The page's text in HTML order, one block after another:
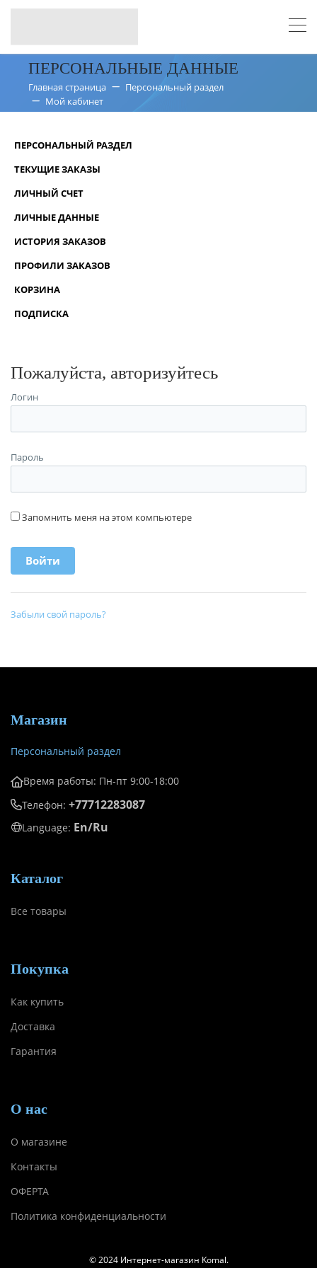
ПЕРСОНАЛЬНЫЕ ДАННЫЕ
Главная страница
Персональный раздел
Мой кабинет
ПЕРСОНАЛЬНЫЙ РАЗДЕЛ
ТЕКУЩИЕ ЗАКАЗЫ
ЛИЧНЫЙ СЧЕТ
ЛИЧНЫЕ ДАННЫЕ
ИСТОРИЯ ЗАКАЗОВ
ПРОФИЛИ ЗАКАЗОВ
КОРЗИНА
ПОДПИСКА
Пожалуйста, авторизуйтесь
Логин
Пароль
Запомнить меня на этом компьютере
Забыли свой пароль?
Магазин
Персональный раздел
Время работы: Пн-пт 9:00-18:00
Телефон: +77712283087
Language: En/Ru
Каталог
Все товары
Покупка
Как купить
Доставка
Гарантия
О нас
О магазине
Контакты
ОФЕРТА
Политика конфиденциальности
© 2024 Интернет-магазин Komal.